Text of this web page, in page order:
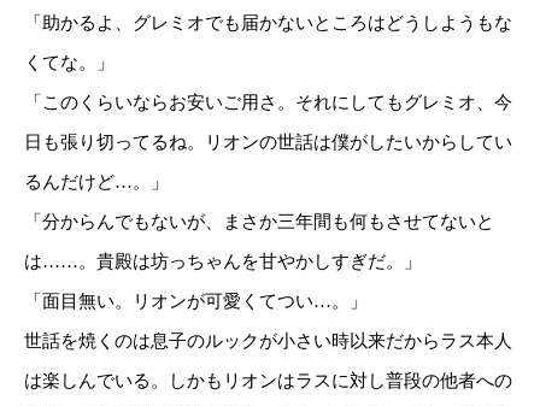
「助かるよ、グレミオでも届かないところはどうしようもな
くてな。」
「このくらいならお安いご用さ。それにしてもグレミオ、今
日も張り切ってるね。リオンの世話は僕がしたいからしてい
るんだけど…。」
「分からんでもないが、まさか三年間も何もさせてないと
は……。貴殿は坊っちゃんを甘やかしすぎだ。」
「面目無い。リオンが可愛くてつい…。」
世話を焼くのは息子のルックが小さい時以来だからラス本人
は楽しんでいる。しかもリオンはラスに対し普段の他者への